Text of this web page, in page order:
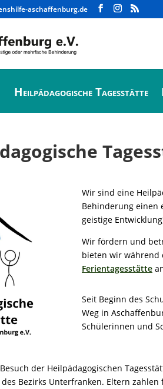
aschaffenburg.de
Heilpädagogische Tagesstätte
Wir sind eine
Behinderung einen
geistige
Wir fördern und
bieten wir während
Ferientagesstätte
Seit Beginn des
Weg in
Schülerinnen und
der Heilpädagogischen
Bezirks Unterfranken. Eltern zahlen